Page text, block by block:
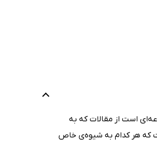
است از مقالات که به
که هر کدام به شیوه‌ی خاص